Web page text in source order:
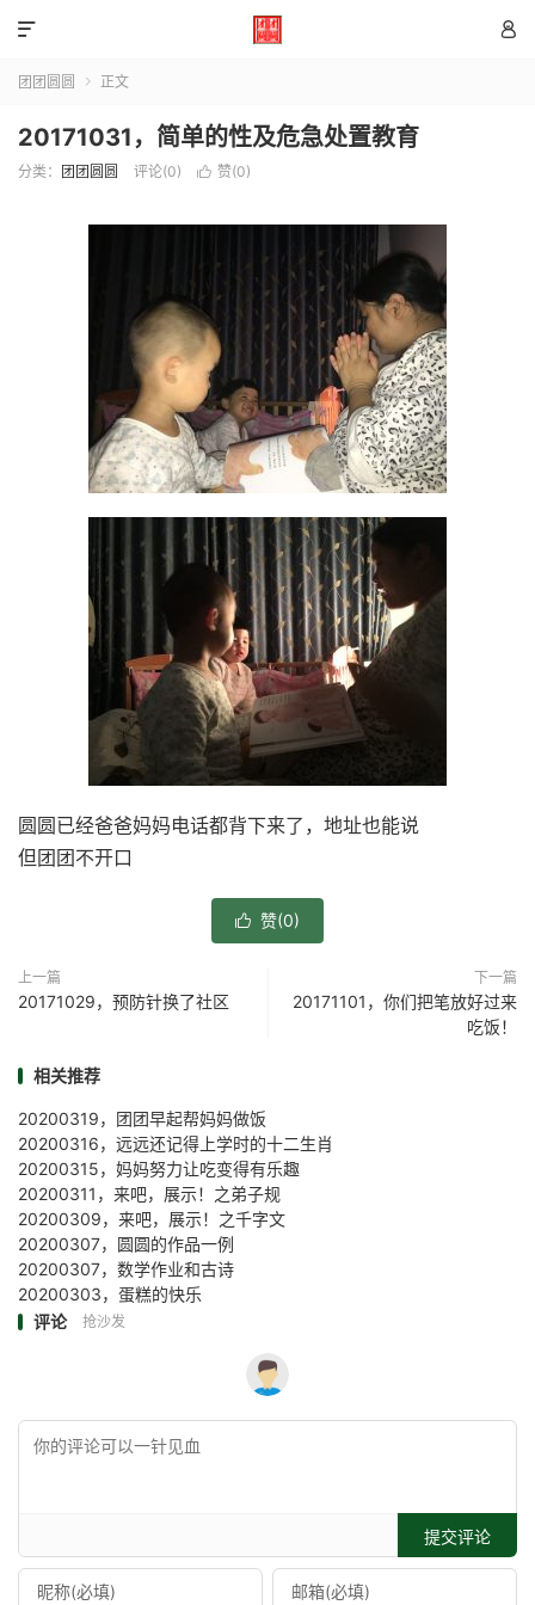


团团圆圆  正文
20171031，简单的性及危急处置教育
分类： 团团圆圆 评论(0)  赞(0)
圆圆已经爸爸妈妈电话都背下来了，地址也能说
但团团不开口
 赞(0)
上一篇
20171029，预防针换了社区
下一篇
20171101，你们把笔放好过来
吃饭！
相关推荐
20200319，团团早起帮妈妈做饭
20200316，远远还记得上学时的十二生肖
20200315，妈妈努力让吃变得有乐趣
20200311，来吧，展示！之弟子规
20200309，来吧，展示！之千字文
20200307，圆圆的作品一例
20200307，数学作业和古诗
20200303，蛋糕的快乐
评论
抢沙发
提交评论